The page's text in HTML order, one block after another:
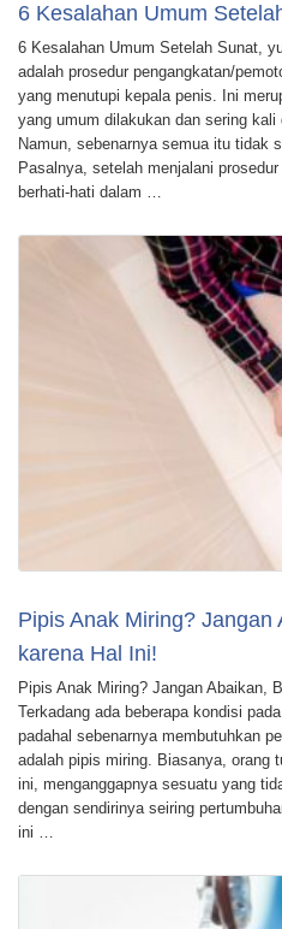
6 Kesalahan Umum
6 Kesalahan Umum Setelah Sunat,
adalah prosedur pengangkatan/
yang menutupi kepala penis. Ini
yang umum dilakukan dan sering kali
Namun, sebenarnya semua itu tidak
Pasalnya, setelah menjalani
berhati-hati dalam …
Pipis Anak Miring? Jangan
karena Hal Ini!
Pipis Anak Miring? Jangan Abaikan,
Terkadang ada beberapa kondisi
padahal sebenarnya membutuhkan
adalah pipis miring. Biasanya, orang
ini, menganggapnya sesuatu yang
dengan sendirinya seiring
ini …